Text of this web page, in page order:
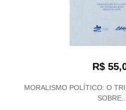
R$
MORALISMO POLÍTICO: O
SOBRE...